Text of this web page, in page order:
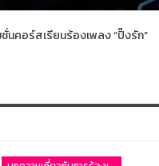
ชั่นคอร์สเรียนร้องเพลง “ปิ๊งรัก”